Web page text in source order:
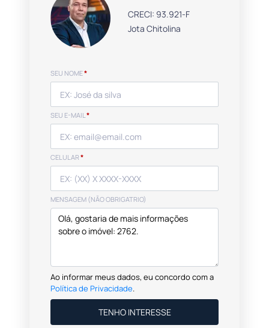
CRECI: 93.921-F
Jota Chitolina
SEU NOME*
SEU E-MAIL*
CELULAR *
MENSAGEM (NÃO OBRIGATRIO)
Ao informar meus dados, eu concordo com a
Política de Privacidade.
TENHO INTERESSE